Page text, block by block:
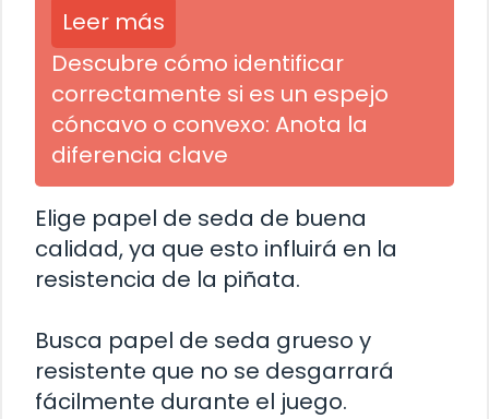
Leer más
Descubre cómo identificar
correctamente si es un espejo
cóncavo o convexo: Anota la
diferencia clave
Elige papel de seda de buena
calidad, ya que esto influirá en la
resistencia de la piñata.
Busca papel de seda grueso y
resistente que no se desgarrará
fácilmente durante el juego.